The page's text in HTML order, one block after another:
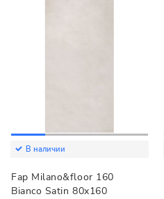
В наличии
Fap Milano&floor 160
Bianco Satin 80x160